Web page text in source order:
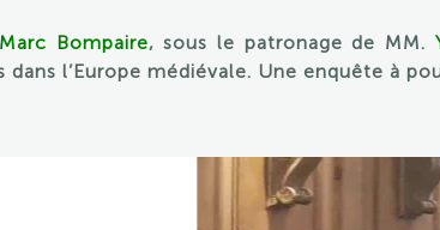
Bompaire, sous le patronage de MM.
l’Europe médiévale. Une enquête à